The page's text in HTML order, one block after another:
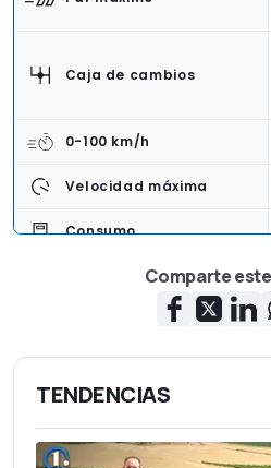
Caja de cambios
0-100 km/h
Velocidad máxima
Consumo
Peso en vacío
Comparte
TENDENCIAS